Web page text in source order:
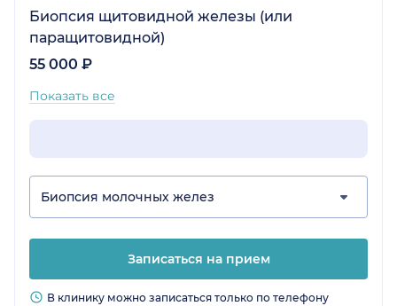
Биопсия щитовидной железы (или
паращитовидной)
55 000 ₽
Показать все
Биопсия молочных желез
Записаться на прием
В клинику можно записаться только по телефону